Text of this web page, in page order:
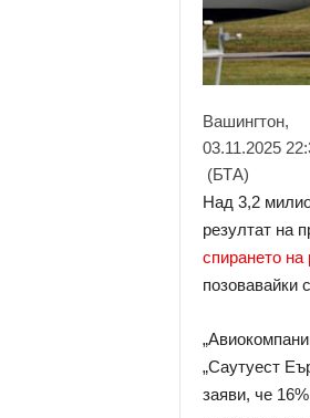
Вашингтон,
03.11.2025
(БТА)
Над 3,2
резултат на
спирането
позовавайки
„Саутуест
заяви, че